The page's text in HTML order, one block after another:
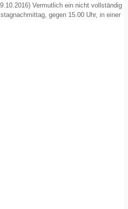
Vermutlich ein nicht vollständig
gegen 15.00 Uhr, in einer